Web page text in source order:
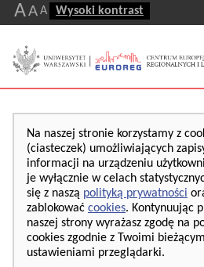
AA A Wysoki kontrast
Na naszej stronie korzystamy z
(ciasteczek) umożliwiających
informacji na urządzeniu
je wyłącznie w celach
się z naszą polityką prywatności
zablokować cookies. Kontynuując
naszej strony wyrażasz zgodę na
cookies zgodnie z Twoimi
ustawieniami przeglądarki.